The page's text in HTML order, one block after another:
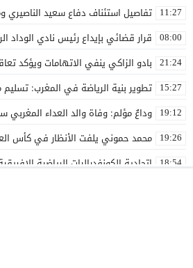
11:27 تفاصيل استئناف دفاع سعيد الناصيري
08:00 قرار قضائي بإيداع رئيس نادي الوداد
21:24 بادو الزاكي ينفي الاتهامات ويؤكد
15:27 تطوير بنية الرياضة في المغرب:
19:12 وداعٌ مؤلم: وفاة والد العداء
19:26 محمد حموني يلفت الأنظار في كأس
18:54 اتحادية الكونفدراليات الرياضية